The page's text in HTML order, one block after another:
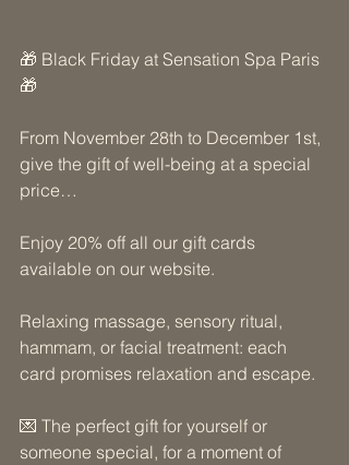
🎁 Black Friday at Sensation Spa Paris
🎁
From November 28th to December 1st,
give the gift of well-being at a special
price…
Enjoy 20% off all our gift cards
available on our website.
Relaxing massage, sensory ritual,
hammam, or facial treatment: each
card promises relaxation and escape.
💌 The perfect gift for yourself or
someone special, for a moment of